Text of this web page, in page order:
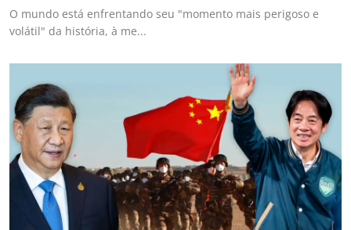
O mundo está enfrentando seu "momento mais perigoso e
volátil" da história, à me...